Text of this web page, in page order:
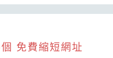
免費縮短網址